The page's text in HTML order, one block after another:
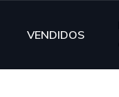
VENDIDOS